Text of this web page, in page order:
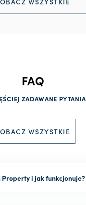
FAQ
ZADAWANE PYTANIA
WSZYSTKIE
Property i jak funkcjonuje?